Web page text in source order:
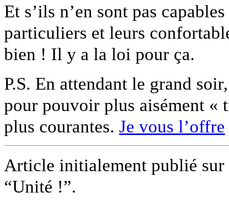
Et s’ils n’en sont pas
particuliers et leurs
bien ! Il y a la loi pour ça.
P.S. En attendant le grand
pour pouvoir plus aisément «
plus courantes. Je vous l’offre
Article initialement publié sur
“Unité !”.